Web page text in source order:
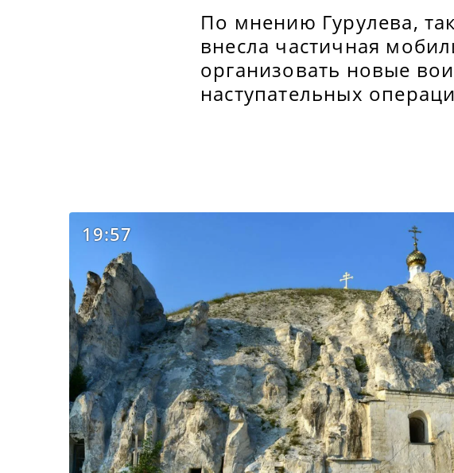
По мнению Гурулева,
внесла частичная
организовать новые
наступательных
19:57